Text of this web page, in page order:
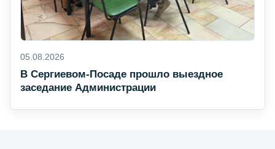
05.08.2026
В Сергиевом-Посаде прошло выездное
заседание Администрации